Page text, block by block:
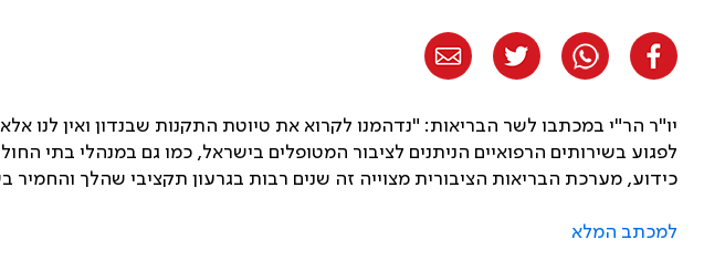
יו"ר הר"י במכתבו לשר הבריאות: "נדהמנו לקרוא את טיוטת התקנות שבנדון ואין לנו אלא
לפגוע בשירותים הרפואיים הניתנים לציבור המטופלים בישראל, כמו גם במנהלי בתי
כידוע, מערכת הבריאות הציבורית מצוייה זה שנים רבות בגרעון תקציבי שהלך
למכתב המלא